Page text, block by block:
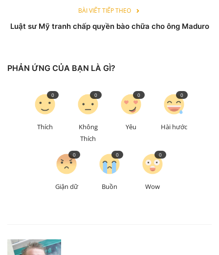
BÀI VIẾT TIẾP THEO
Luật sư Mỹ tranh chấp quyền bào chữa cho ông Maduro
PHẢN ỨNG CỦA BẠN LÀ GÌ?
Thích
0
Không
Thích
0
Yêu
0
Hài hước
0
Giận dữ
0
Buồn
0
Wow
0